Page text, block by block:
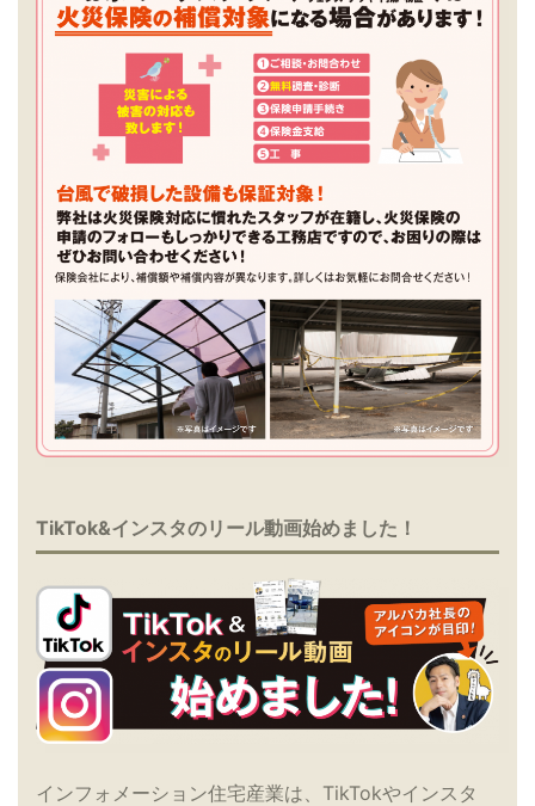
TikTok&インスタのリール動画始めました！
インフォメーション住宅産業は、TikTokやインスタ